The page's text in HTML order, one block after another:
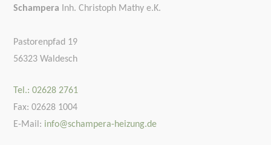
Schampera Inh. Christoph Mathy e.K.
Pastorenpfad 19
56323 Waldesch
Tel.: 02628 2761
Fax: 02628 1004
E-Mail: info@schampera-heizung.de